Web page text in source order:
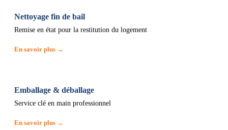
Nettoyage fin de bail
Remise en état pour la restitution du logement
En savoir plus →
Emballage & déballage
Service clé en main professionnel
En savoir plus →